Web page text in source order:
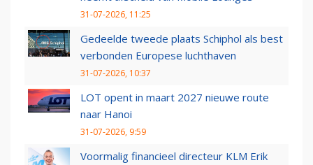
31-07-2026, 11:25
Gedeelde tweede plaats Schiphol als best
verbonden Europese luchthaven
31-07-2026, 10:37
LOT opent in maart 2027 nieuwe route
naar Hanoi
31-07-2026, 9:59
Voormalig financieel directeur KLM Erik